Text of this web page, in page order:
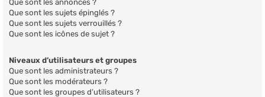
Que sont les annonces ?
Que sont les sujets épinglés ?
Que sont les sujets verrouillés ?
Que sont les icônes de sujet ?
Niveaux d’utilisateurs et groupes
Que sont les administrateurs ?
Que sont les modérateurs ?
Que sont les groupes d’utilisateurs ?